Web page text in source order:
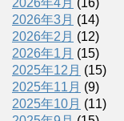
2026年3月 (14)
2026年2月 (12)
2026年1月 (15)
2025年12月 (15)
2025年11月 (9)
2025年10月 (11)